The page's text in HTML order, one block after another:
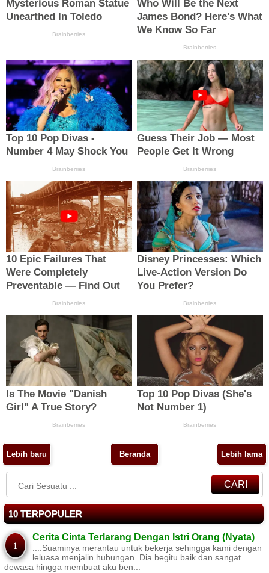
Lebih baru Lebih lama
Beranda
CARI
10 TERPOPULER
Cerita Cinta Terlarang Dengan Istri Orang (Nyata)
....Suaminya merantau untuk bekerja sehingga kami dengan
leluasa menjalin hubungan. Dia begitu baik dan sangat
dewasa hingga membuat aku ben...